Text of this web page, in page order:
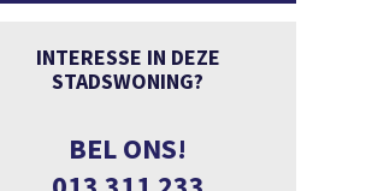
INTERESSE IN DEZE
STADSWONING?
BEL ONS!